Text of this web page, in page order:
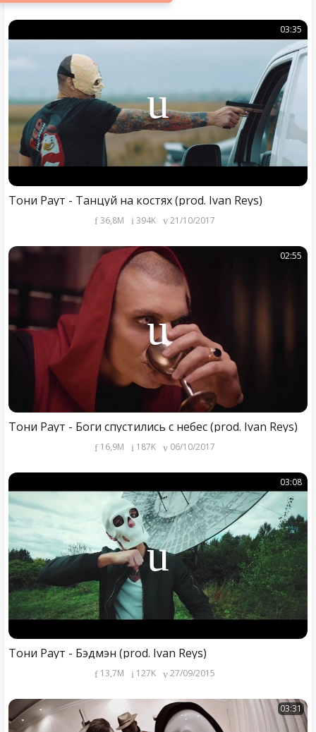
03:35
Тони Раут - Танцуй на костях (prod. Ivan Reys)
36,8M 394K 21/10/2017
02:55
Тони Раут - Боги спустились с небес (prod. Ivan Reys)
16,9M 187K 06/10/2017
03:08
Тони Раут - Бэдмэн (prod. Ivan Reys)
13,7M 127K 27/09/2015
03:31